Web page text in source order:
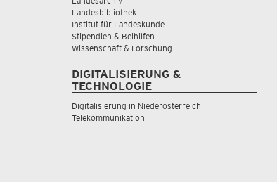
Landesbibliothek
Institut für Landeskunde
Stipendien & Beihilfen
Wissenschaft & Forschung
DIGITALISIERUNG &
TECHNOLOGIE
Digitalisierung in Niederösterreich
Telekommunikation